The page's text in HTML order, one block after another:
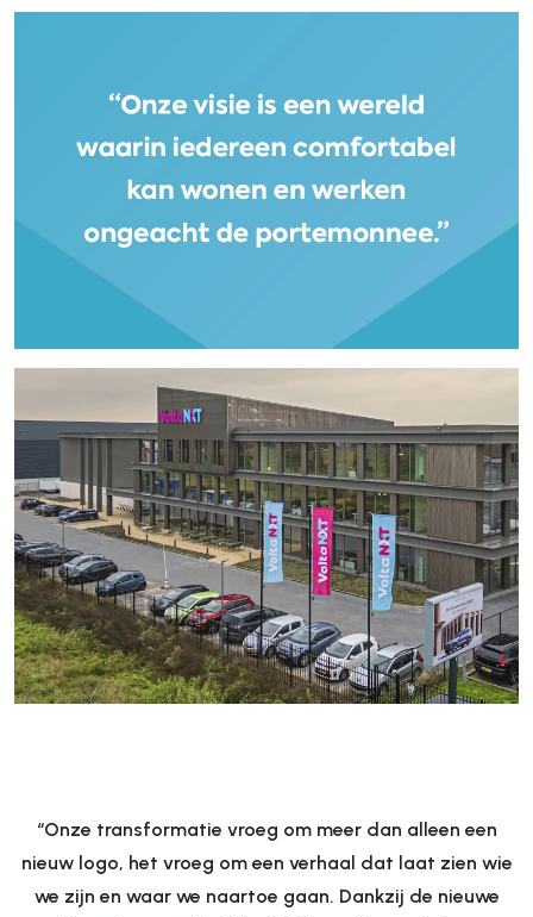
“Onze transformatie vroeg om meer dan alleen een
nieuw logo, het vroeg om een verhaal dat laat zien wie
we zijn en waar we naartoe gaan. Dankzij de nieuwe